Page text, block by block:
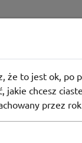
że to jest ok, po
jakie chcesz
przez